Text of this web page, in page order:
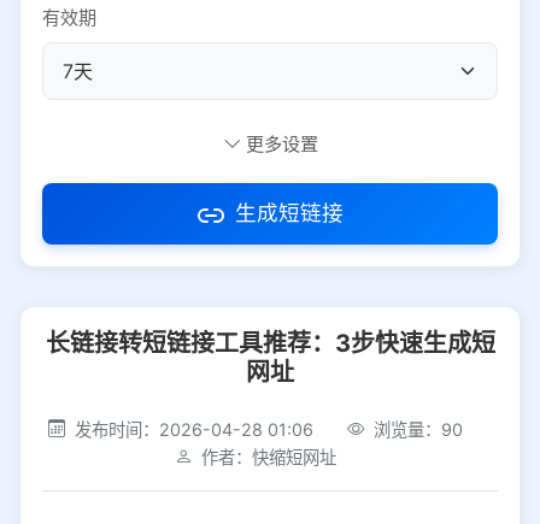
有效期
访问密码
社交平台 电商平台
选择防红平台类型，避免链接被拦截
平台设置
更多设置
生成短链接
长链接转短链接工具推荐：3步快速生成短
网址
发布时间：2026-04-28 01:06
浏览量：90
作者：快缩短网址